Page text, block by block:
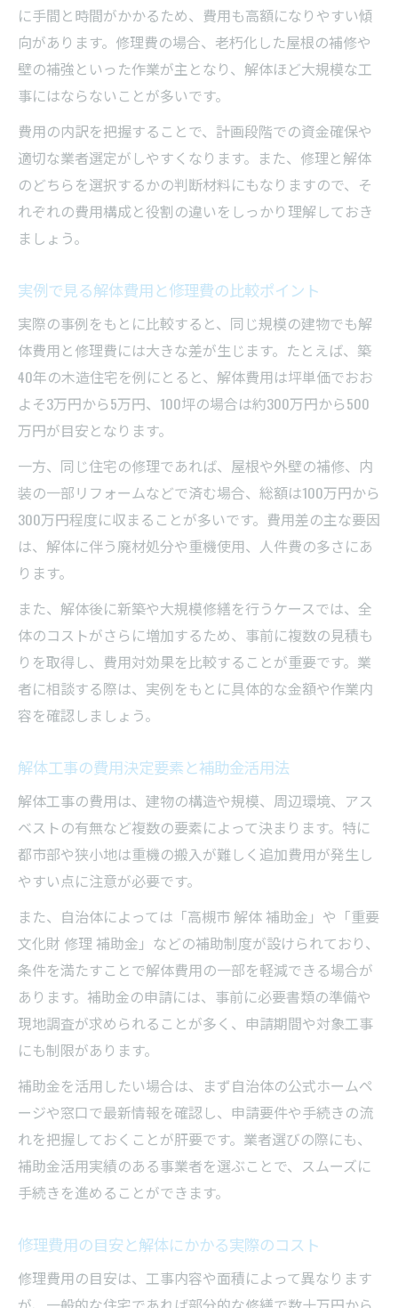
識
修理・解体事業参入時の法的要件と注意点
500万円超の解体工事に求められる資格とは
実例で学ぶ資格取得と解体事業開始の流れ
補助金申請時に必要な解体資格のポイント
修繕費と資本的支出の違いを理解するには
解体と修理費用の税務上の分類を詳しく解
説
解体後の修理費は固定資産に含まれるのか
税務調査で問われる修理・解体費の扱い方
事例から読み解く解体工事で利益を高めるコツ
解体費用のコスト管理で利益率を向上させ
る方法
実例で学ぶ儲かる解体事業の構造とポイン
ト
修理・解体工事で利益を最大化する事業戦
略
影響
解体費用見積もり精度向上が利益率に繋が
る理由
実務を通じて学ぶ修理・解体の最新動向
最新の解体工事トレンドと修理方法の進化
保存修理や現状維持修理の最新事例を紹介
解体と修理における補助金活用の最新情報
調査・分析で分かる解体修理の実務ポイン
ト
に手間と時間がかかるため、費用も高額になりやすい傾
向があります。修理費の場合、老朽化した屋根の補修や
壁の補強といった作業が主となり、解体ほど大規模な工
事にはならないことが多いです。
費用の内訳を把握することで、計画段階での資金確保や
適切な業者選定がしやすくなります。また、修理と解体
のどちらを選択するかの判断材料にもなりますので、そ
れぞれの費用構成と役割の違いをしっかり理解しておき
ましょう。
実例で見る解体費用と修理費の比較ポイント
実際の事例をもとに比較すると、同じ規模の建物でも解
体費用と修理費には大きな差が生じます。たとえば、築
40年の木造住宅を例にとると、解体費用は坪単価でおお
よそ3万円から5万円、100坪の場合は約300万円から500
万円が目安となります。
一方、同じ住宅の修理であれば、屋根や外壁の補修、内
装の一部リフォームなどで済む場合、総額は100万円から
300万円程度に収まることが多いです。費用差の主な要因
は、解体に伴う廃材処分や重機使用、人件費の多さにあ
ります。
また、解体後に新築や大規模修繕を行うケースでは、全
体のコストがさらに増加するため、事前に複数の見積も
りを取得し、費用対効果を比較することが重要です。業
者に相談する際は、実例をもとに具体的な金額や作業内
容を確認しましょう。
解体工事の費用決定要素と補助金活用法
解体工事の費用は、建物の構造や規模、周辺環境、アス
ベストの有無など複数の要素によって決まります。特に
都市部や狭小地は重機の搬入が難しく追加費用が発生し
やすい点に注意が必要です。
また、自治体によっては「高槻市 解体 補助金」や「重要
文化財 修理 補助金」などの補助制度が設けられており、
条件を満たすことで解体費用の一部を軽減できる場合が
あります。補助金の申請には、事前に必要書類の準備や
現地調査が求められることが多く、申請期間や対象工事
にも制限があります。
補助金を活用したい場合は、まず自治体の公式ホームペ
ージや窓口で最新情報を確認し、申請要件や手続きの流
れを把握しておくことが肝要です。業者選びの際にも、
補助金活用実績のある事業者を選ぶことで、スムーズに
手続きを進めることができます。
修理費用の目安と解体にかかる実際のコスト
修理費用の目安は、工事内容や面積によって異なります